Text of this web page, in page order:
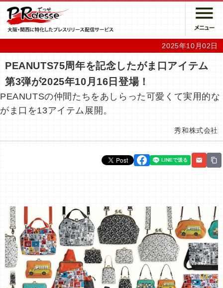
2025年10月02日
PEANUTS75周年を記念したがま口アイテム
第3弾が2025年10月16日登場！
PEANUTSの仲間たちをあしらった可愛くて実用的な
がま口を13アイテム展開。
秀和株式会社